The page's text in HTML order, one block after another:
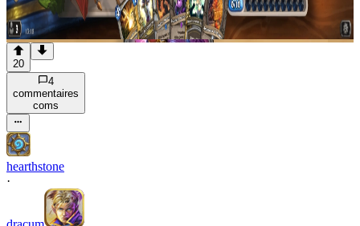
20
4
commentaires
coms
hearthstone
·